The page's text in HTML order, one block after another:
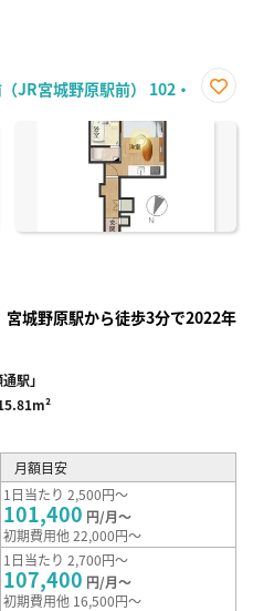
JR宮城野原駅前） 102・
に入
宮城野原駅から徒歩3分で2022年
駅」
月額目安
1日当たり 2,500円～
101,400 円/月～
初期費用他 22,000円～
1日当たり 2,700円～
107,400 円/月～
初期費用他 16,500円～